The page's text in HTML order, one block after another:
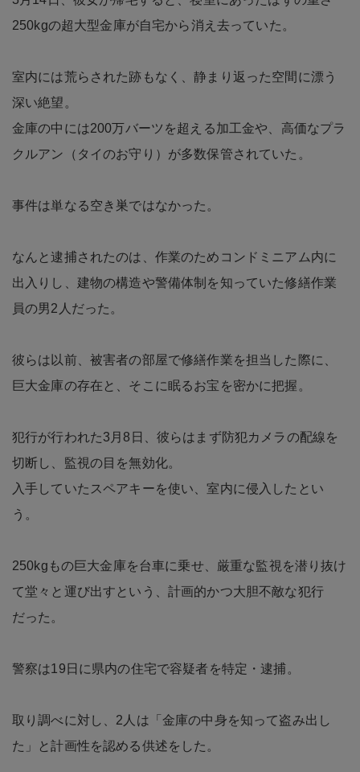
250kgの超大型金庫が自宅から消え去っていた。
室内には荒らされた跡もなく、静まり返った空間に漂う
深い絶望。
金庫の中には200万バーツを超える加工金や、高価なプラ
クルアン（タイのお守り）が多数保管されていた。
事件は単なる空き巣ではなかった。
なんと逮捕されたのは、作業のためコンドミニアム内に
出入りし、建物の構造や警備体制を知っていた修繕作業
員の男2人だった。
彼らは以前、被害者の部屋で修繕作業を担当した際に、
巨大金庫の存在と、そこに眠るお宝を密かに把握。
犯行が行われた3月8日、彼らはまず防犯カメラの配線を
切断し、監視の目を無効化。
入手していたスペアキーを使い、室内に侵入したとい
う。
250kgもの巨大金庫を台車に乗せ、厳重な監視を潜り抜け
て堂々と運び出すという、計画的かつ大胆不敵な犯行
だった。
警察は19日に県内の住宅で容疑者を特定・逮捕。
取り調べに対し、2人は「金庫の中身を知って盗み出し
た」と計画性を認める供述をした。